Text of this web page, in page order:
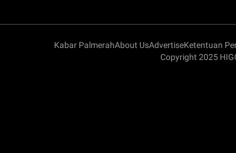
Kabar PalmerahAbout UsAdvertiseKetentuan
Copyright 2025